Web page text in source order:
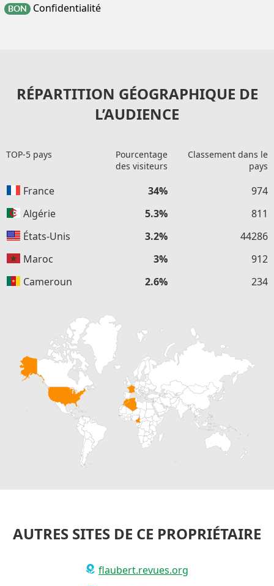
BON Confidentialité
RÉPARTITION GÉOGRAPHIQUE DE
L’AUDIENCE
TOP-5 pays
Pourcentage
des visiteurs
Classement dans le
pays
France 34%
974
Algérie
5.3%
811
États-Unis
3.2%
44286
Maroc
3%
912
Cameroun
2.6% 234
AUTRES SITES DE CE PROPRIÉTAIRE
flaubert.revues.org